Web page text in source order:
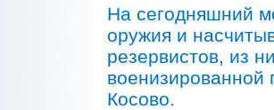
На сегодняшний
оружия и
резервистов, из
военизированной
Косово.